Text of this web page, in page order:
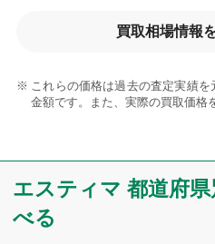
買取相場情報
これらの価格は過去の査定実績
金額です。また、実際の買取価格
エスティマ 都道府
べる